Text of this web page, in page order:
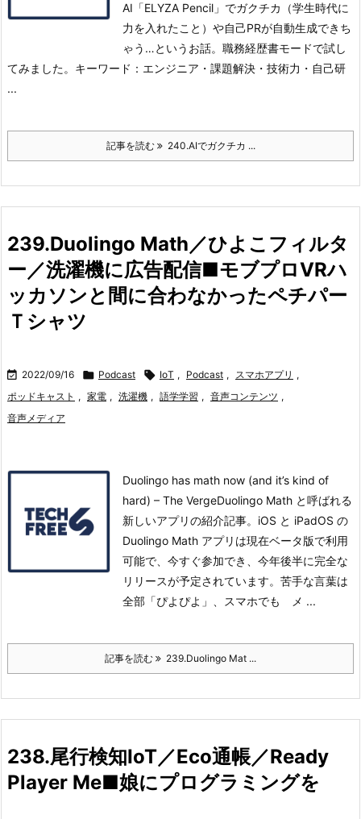
AI「ELYZA Pencil」でガクチカ（学生時代に
力を入れたこと）や自己PRが自動生成できち
ゃう…というお話。 職務経歴書モードで試し
てみました。キーワード：エンジニア・課題解決・技術力・自己研
...
記事を読む 240.AIでガクチカ ...
239.Duolingo Math／ひよこフィルタ
ー／洗濯機に広告配信■モブプロVRハ
ッカソンと間に合わなかったペチパー
Ｔシャツ
 2022/09/16  Podcast  IoT , Podcast , スマホアプリ ,
ポッドキャスト , 家電 , 洗濯機 , 語学学習 , 音声コンテンツ ,
音声メディア
Duolingo has math now (and it’s kind of
hard) – The VergeDuolingo Math と呼ばれる
新しいアプリの紹介記事。 iOS と iPadOS の
Duolingo Math アプリは現在ベータ版で利用
可能で、今すぐ参加でき、今年後半に完全な
リリースが予定されています。 苦手な言葉は
全部「ぴよぴよ」、スマホでも メ ...
記事を読む 239.Duolingo Mat ...
238.尾行検知IoT／Eco通帳／Ready
Player Me■娘にプログラミングを